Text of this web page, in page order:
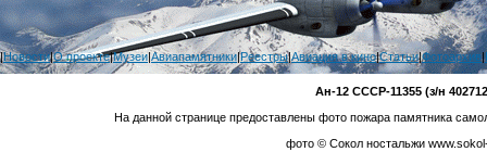
|Новости|О проекте|Музеи|Авиапамятники|Реестры|Авиация в кино|Статьи|Фотоархив|
Ан-12 СССР-11355 (з/н
На данной странице предоставлены фото пожара памятника
фото © Сокол ностальжи